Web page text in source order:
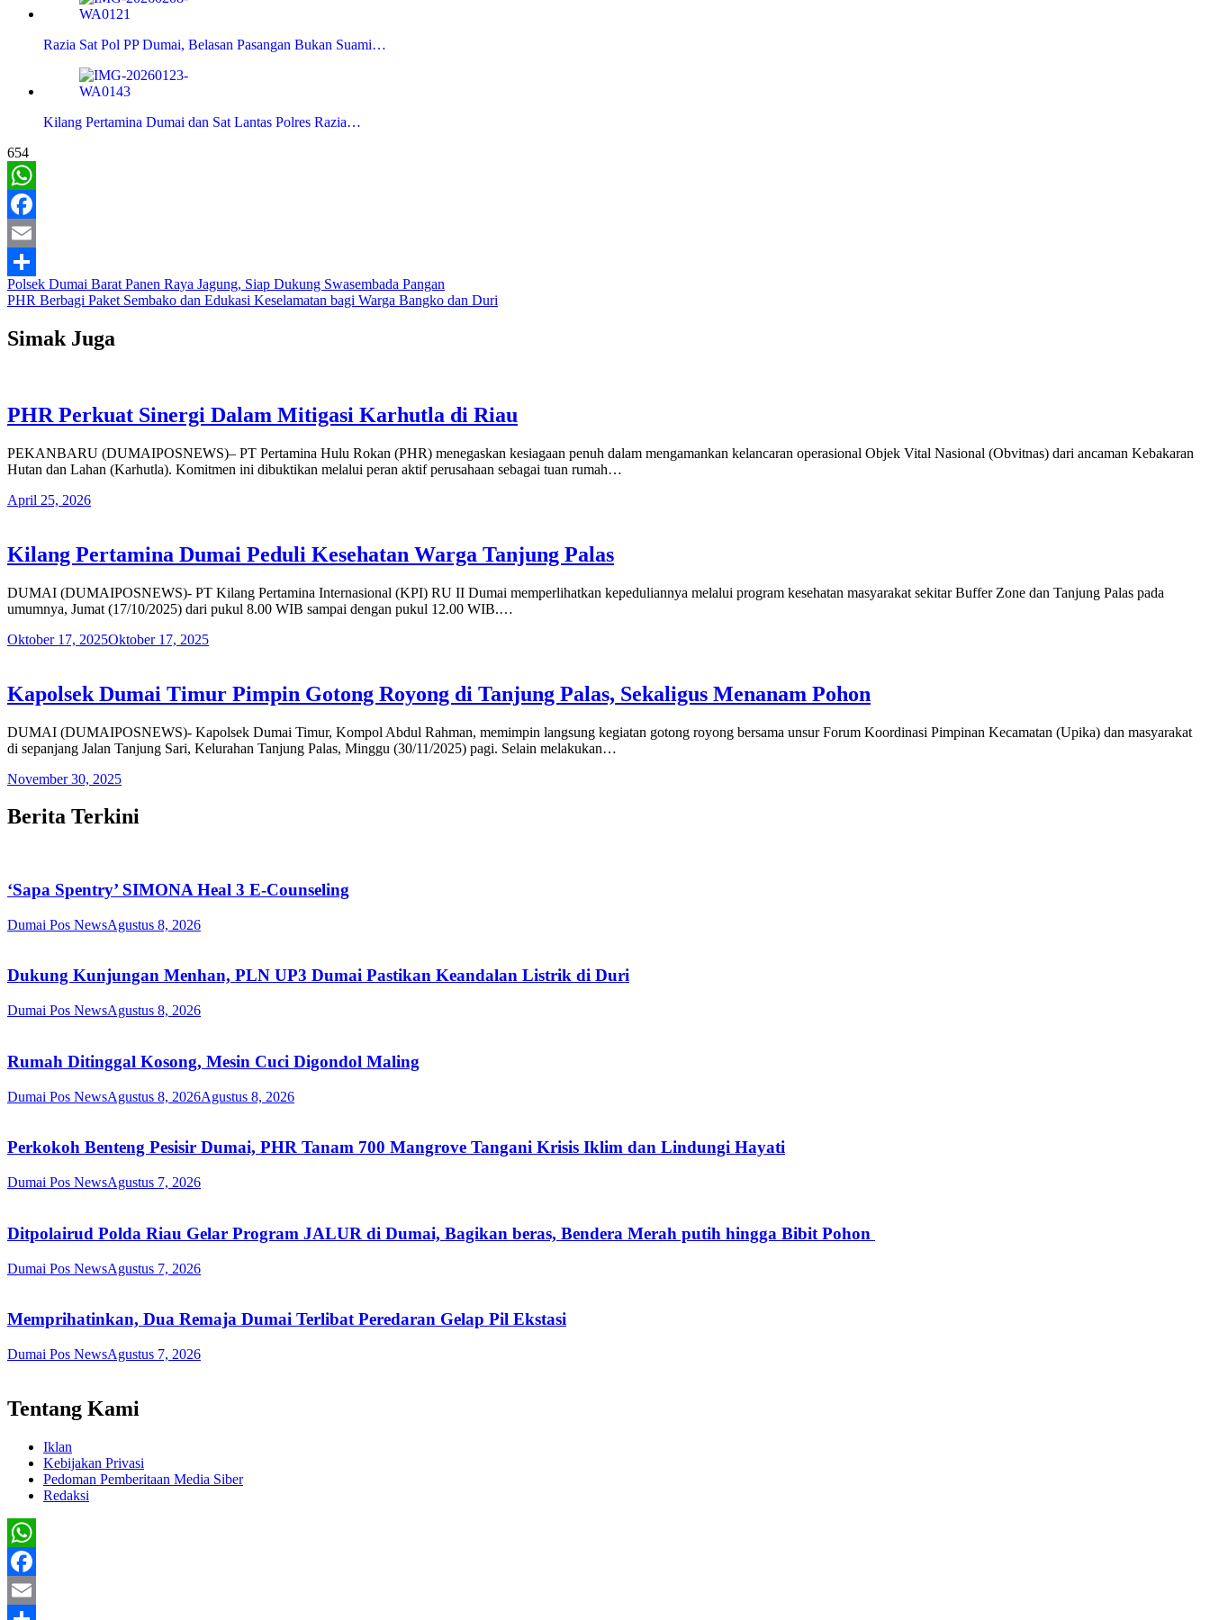
Razia Sat Pol PP Dumai, Belasan Pasangan Bukan Suami…
Kilang Pertamina Dumai dan Sat Lantas Polres Razia…
654
WhatsApp
Facebook
Email
Share
Navigasi
pos
Polsek Dumai Barat Panen Raya Jagung, Siap Dukung Swasembada Pangan
PHR Berbagi Paket Sembako dan Edukasi Keselamatan bagi Warga Bangko dan Duri
Simak Juga
PHR Perkuat Sinergi Dalam Mitigasi Karhutla di Riau
PEKANBARU (DUMAIPOSNEWS)– PT Pertamina Hulu Rokan (PHR) menegaskan kesiagaan penuh dalam mengamankan kelancaran operasional Objek Vital Nasional (Obvitnas) dari ancaman Kebakaran
Hutan dan Lahan (Karhutla). Komitmen ini dibuktikan melalui peran aktif perusahaan sebagai tuan rumah…
April 25, 2026
Kilang Pertamina Dumai Peduli Kesehatan Warga Tanjung Palas
DUMAI (DUMAIPOSNEWS)- PT Kilang Pertamina Internasional (KPI) RU II Dumai memperlihatkan kepeduliannya melalui program kesehatan masyarakat sekitar Buffer Zone dan Tanjung Palas pada
umumnya, Jumat (17/10/2025) dari pukul 8.00 WIB sampai dengan pukul 12.00 WIB.…
Oktober 17, 2025Oktober 17, 2025
Kapolsek Dumai Timur Pimpin Gotong Royong di Tanjung Palas, Sekaligus Menanam Pohon
DUMAI (DUMAIPOSNEWS)- Kapolsek Dumai Timur, Kompol Abdul Rahman, memimpin langsung kegiatan gotong royong bersama unsur Forum Koordinasi Pimpinan Kecamatan (Upika) dan masyarakat
di sepanjang Jalan Tanjung Sari, Kelurahan Tanjung Palas, Minggu (30/11/2025) pagi. Selain melakukan…
November 30, 2025
Berita Terkini
‘Sapa Spentry’ SIMONA Heal 3 E-Counseling
Dumai Pos NewsAgustus 8, 2026
Dukung Kunjungan Menhan, PLN UP3 Dumai Pastikan Keandalan Listrik di Duri
Dumai Pos NewsAgustus 8, 2026
Rumah Ditinggal Kosong, Mesin Cuci Digondol Maling
Dumai Pos NewsAgustus 8, 2026Agustus 8, 2026
Perkokoh Benteng Pesisir Dumai, PHR Tanam 700 Mangrove Tangani Krisis Iklim dan Lindungi Hayati
Dumai Pos NewsAgustus 7, 2026
Ditpolairud Polda Riau Gelar Program JALUR di Dumai, Bagikan beras, Bendera Merah putih hingga Bibit Pohon
Dumai Pos NewsAgustus 7, 2026
Memprihatinkan, Dua Remaja Dumai Terlibat Peredaran Gelap Pil Ekstasi
Dumai Pos NewsAgustus 7, 2026
Tentang Kami
Iklan
Kebijakan Privasi
Pedoman Pemberitaan Media Siber
Redaksi
WhatsApp
Facebook